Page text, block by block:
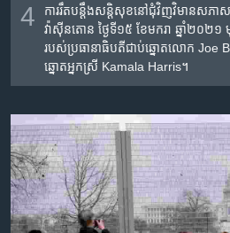
4
ការរឹតបន្តឹងសន្តិសុខនៅជុំវិញវិមានសភាសហ
វ៉ាស៊ីនតោន ថ្ងៃទី១៥ ខែមករា ឆ្នាំ២០
របស់ប្រធានាធិបតីជាប់ឆ្នោតលោក Joe
ឆ្នោតអ្នកស្រី Kamala Harris។